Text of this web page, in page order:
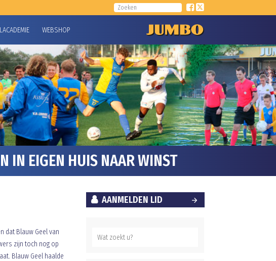
WEBSHOP
IN EIGEN HUIS NAAR WINST
dat Blauw Geel van
zijn toch nog op
Blauw Geel haalde
AANMELDEN LID